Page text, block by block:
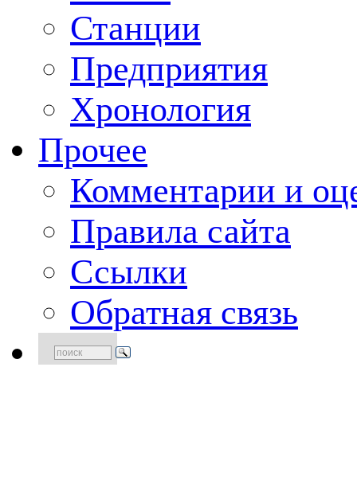
Станции
Предприятия
Хронология
Прочее
Комментарии и
Правила сайта
Ссылки
Обратная связь